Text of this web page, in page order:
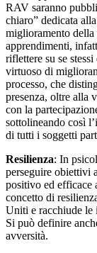
RAV saranno
chiaro” dedicata
miglioramento
apprendimenti,
riflettere su se
virtuoso di
processo, che
presenza, oltre alla
con la
sottolineando così
di tutti i soggetti
Resilienza: In
perseguire obiettivi
positivo ed efficace
concetto di
Uniti e racchiude le
Si può definire
avversità.